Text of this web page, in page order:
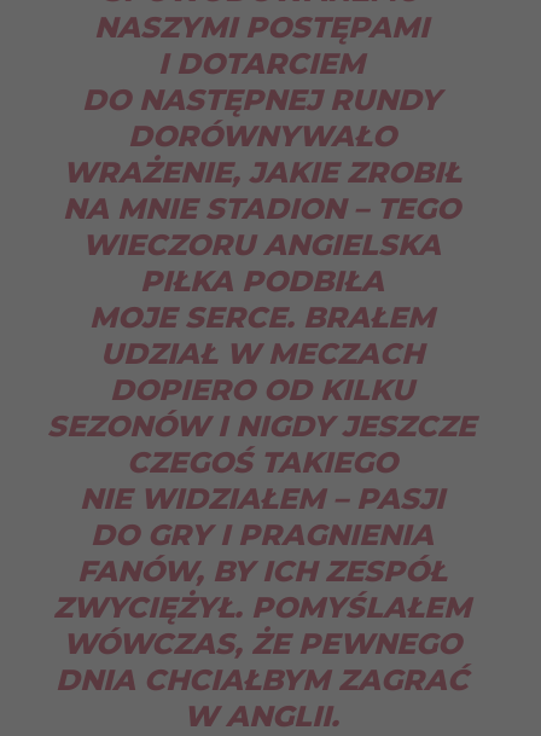
NASZYMI POSTĘPAMI
I DOTARCIEM
DO NASTĘPNEJ RUNDY
DORÓWNYWAŁO
WRAŻENIE, JAKIE ZROBIŁ
NA MNIE STADION – TEGO
WIECZORU ANGIELSKA
PIŁKA PODBIŁA
MOJE SERCE. BRAŁEM
UDZIAŁ W MECZACH
DOPIERO OD KILKU
SEZONÓW I NIGDY JESZCZE
CZEGOŚ TAKIEGO
NIE WIDZIAŁEM – PASJI
DO GRY I PRAGNIENIA
FANÓW, BY ICH ZESPÓŁ
ZWYCIĘŻYŁ. POMYŚLAŁEM
WÓWCZAS, ŻE PEWNEGO
DNIA CHCIAŁBYM ZAGRAĆ
W ANGLII.